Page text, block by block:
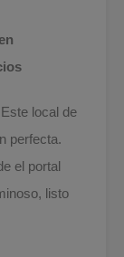
local de
perfecta.
el portal
listo